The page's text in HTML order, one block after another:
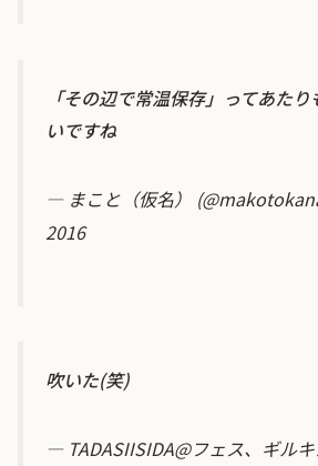
「その辺で常温保存」ってあた
いですね
— まこと（仮名）
2016
吹いた(笑)
— TADASIISIDA@フェス、ギル